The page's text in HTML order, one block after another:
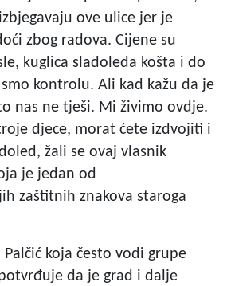
ove ulice jer je
zbog radova. Cijene su
kuglica sladoleda košta i do
kontrolu. Ali kad kažu da je
nas ne tješi. Mi živimo ovdje.
djece, morat ćete izdvojiti i
žali se ovaj vlasnik
je jedan od
zaštitnih znakova staroga
koja često vodi grupe
da je grad i dalje